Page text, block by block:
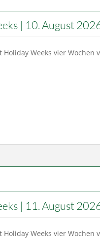
| 10. August
Weeks vier
| 11. August
Weeks vier